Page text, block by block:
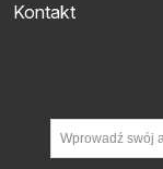
Kontakt